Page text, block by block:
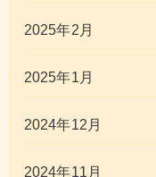
2025年2月
2025年1月
2024年12月
2024年11月